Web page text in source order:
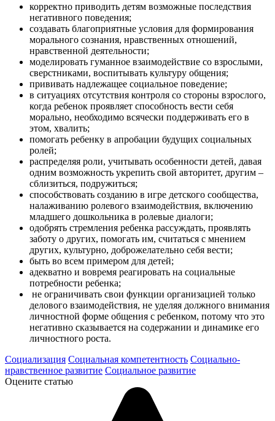
корректно приводить детям возможные последствия
негативного поведения;
создавать благоприятные условия для формирования
морального сознания, нравственных отношений,
нравственной деятельности;
моделировать гуманное взаимодействие со взрослыми,
сверстниками, воспитывать культуру общения;
прививать надлежащее социальное поведение;
в ситуациях отсутствия контроля со стороны взрослого,
когда ребенок проявляет способность вести себя
морально, необходимо всячески поддерживать его в
этом, хвалить;
помогать ребенку в апробации будущих социальных
ролей;
распределяя роли, учитывать особенности детей, давая
одним возможность укрепить свой авторитет, другим –
сблизиться, подружиться;
способствовать созданию в игре детского сообщества,
налаживанию ролевого взаимодействия, включению
младшего дошкольника в ролевые диалоги;
одобрять стремления ребенка рассуждать, проявлять
заботу о других, помогать им, считаться с мнением
других, культурно, доброжелательно себя вести;
быть во всем примером для детей;
адекватно и вовремя реагировать на социальные
потребности ребенка;
не ограничивать свои функции организацией только
делового взаимодействия, не уделяя должного внимания
личностной форме общения с ребенком, потому что это
негативно сказывается на содержании и динамике его
личностного роста.
Социализация Социальная компетентность Социально-
нравственное развитие Социальное развитие
Оцените статью